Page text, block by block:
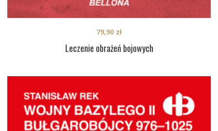
Leczenie obrażeń bojowych
79,90 zł